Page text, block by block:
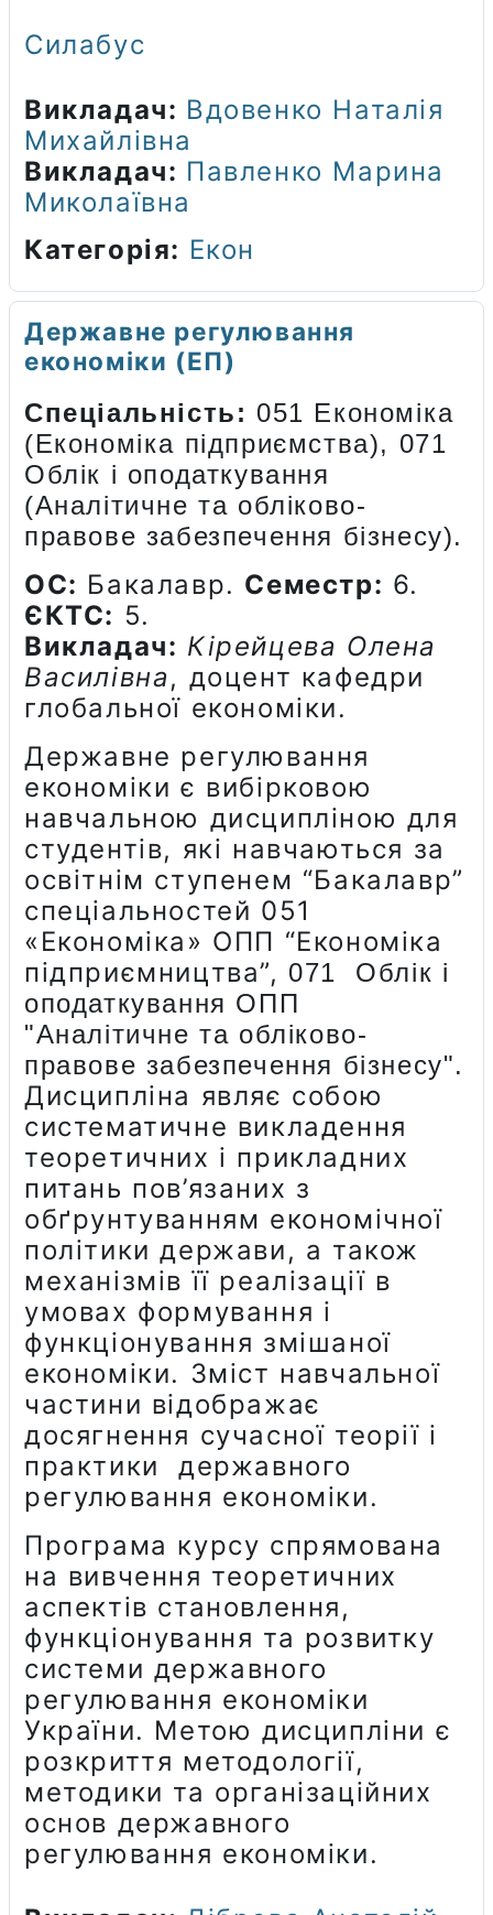
Силабус
Викладач: Вдовенко Наталія
Михайлівна
Викладач: Павленко Марина
Миколаївна
Категорія: Екон
​Державне регулювання
економіки (ЕП)
Спеціальність: 051 Економіка
(Економіка підприємства), 071
Облік і оподаткування
(Аналітичне та обліково-
правове забезпечення бізнесу).
ОС: Бакалавр. Семестр: 6.
ЄКТС: 5.
Викладач: Кірейцева Олена
Василівна, доцент кафедри
глобальної економіки.
Державне регулювання
економіки є вибірковою
навчальною дисципліною для
студентів, які навчаються за
освітнім ступенем “Бакалавр”
спеціальностей 051
«Економіка» ОПП “Економіка
підприємництва”, 071 Облік і
оподаткування ОПП
"Аналітичне та обліково-
правове забезпечення бізнесу".
Дисципліна являє собою
систематичне викладення
теоретичних і прикладних
питань пов’язаних з
обґрунтуванням економічної
політики держави, а також
механізмів її реалізації в
умовах формування і
функціонування змішаної
економіки. Зміст навчальної
частини відображає
досягнення сучасної теорії і
практики державного
регулювання економіки.
Програма курсу спрямована
на вивчення теоретичних
аспектів становлення,
функціонування та розвитку
системи державного
регулювання економіки
України. Метою дисципліни є
розкриття методології,
методики та організаційних
основ державного
регулювання економіки.